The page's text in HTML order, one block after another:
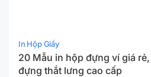
In Hộp Giấy
20 Mẫu in hộp đựng ví giá
đựng thắt lưng cao cấp